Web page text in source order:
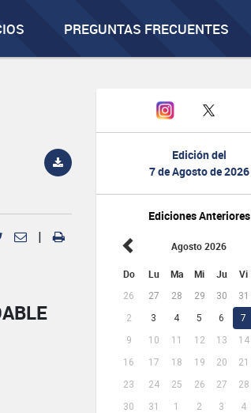
PREGUNTAS FRECUENTES
Edición del
7 de Agosto de 2026
Ediciones Anteriores
Agosto 2026
Do Lu Ma Mi Ju Vi
26 27 28 29 30 31
2
3 4 5 6 7
9
10 11 12 13 14
16
17 18 19 20 21
23
24 25 26 27 28
30
31 1 2 3 4
|